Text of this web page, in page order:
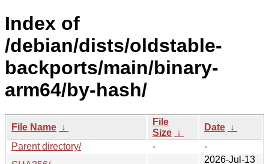
Index of
/debian/dists/oldstable-
backports/main/binary-
arm64/by-hash/
File Name ↓
File
Size ↓
Date ↓
Parent directory/
-
-
2026-Jul-13